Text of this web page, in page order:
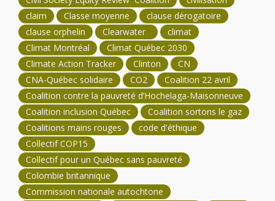
claim
Classe moyenne
clause dérogatoire
clause orphelin
Clearwater
climat
Climat Montréal
Climat Québec 2030
Climate Action Tracker
Clinton
CN
CNA-Québec solidaire
CO2
Coalition 22 avril
Coalition contre la pauvreté d’Hochelaga-Maisonneuve
Coalition inclusion Québec
Coalition sortons le gaz
Coalitions mains rouges
code d'éthique
Collectif COP15
Collectif pour un Québec sans pauvreté
Colombie britannique
Commission nationale autochtone